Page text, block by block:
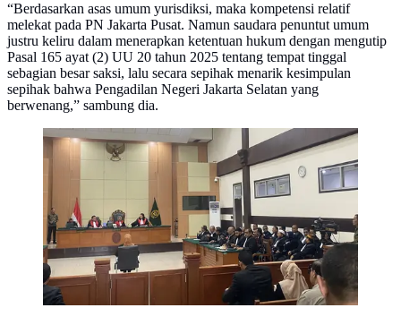
“Berdasarkan asas umum yurisdiksi, maka kompetensi relatif
melekat pada PN Jakarta Pusat. Namun saudara penuntut umum
justru keliru dalam menerapkan ketentuan hukum dengan mengutip
Pasal 165 ayat (2) UU 20 tahun 2025 tentang tempat tinggal
sebagian besar saksi, lalu secara sepihak menarik kesimpulan
sepihak bahwa Pengadilan Negeri Jakarta Selatan yang
berwenang,” sambung dia.
Sidang eksepsi Dokter Tifa di Pengadilan Negeri
Jakarta Timur, Kamis (9/7/2026). (Liputan6.com/Devira
Prastiwi).